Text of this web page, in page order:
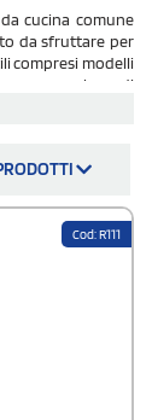
cucina comune
da sfruttare per
compresi modelli
con logo di
per saldatori. La
a fronte però
Cod: R111